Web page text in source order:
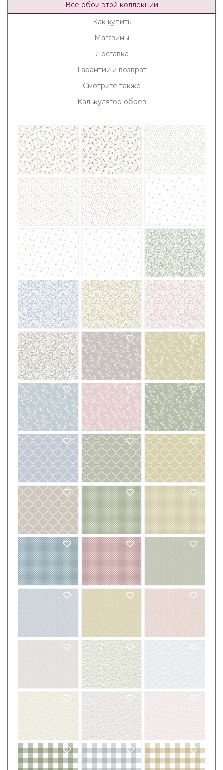
Все обои этой коллекции
Как купить
Магазины
Доставка
Гарантии и возврат
Смотрите также
Калькулятор обоев